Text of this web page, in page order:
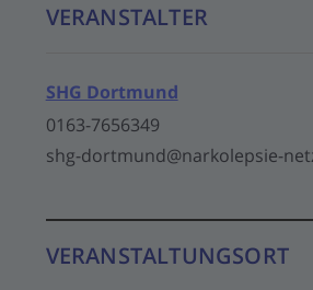
VERANSTALTER
SHG Dortmund
0163-7656349
shg-dortmund@narkolepsie-
VERANSTALTUNGSORT